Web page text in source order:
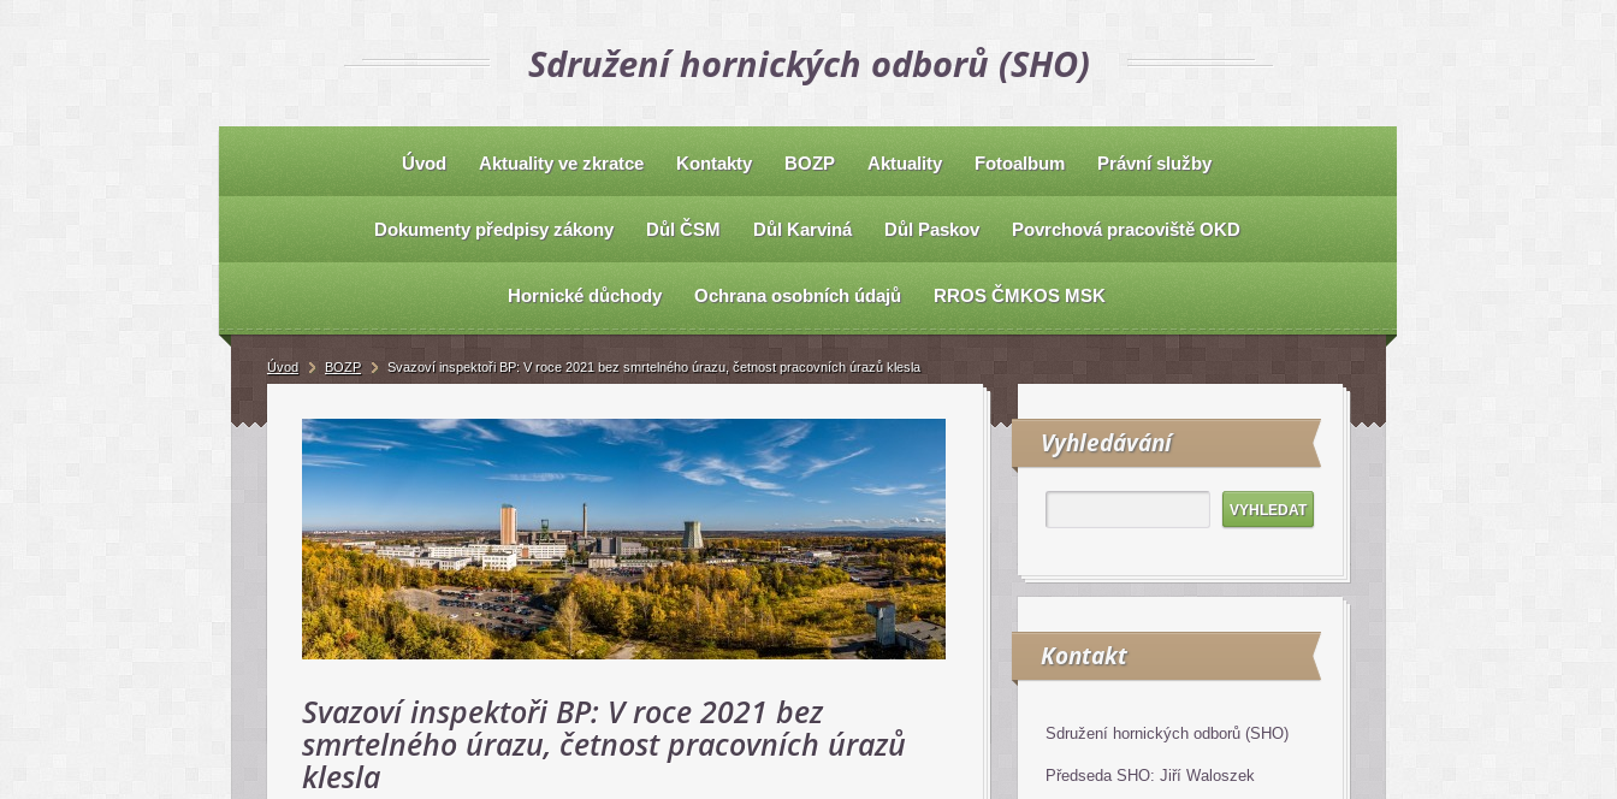
Sdružení hornických odborů (SHO)
Úvod Aktuality ve zkratce Kontakty BOZP Aktuality Fotoalbum Právní služby
Dokumenty předpisy zákony Důl ČSM Důl Karviná Důl Paskov Povrchová pracoviště OKD
Hornické důchody Ochrana osobních údajů RROS ČMKOS MSK
Svazoví inspektoři BP: V roce 2021 bez
smrtelného úrazu, četnost pracovních úrazů
klesla
Vyhledávání
Kontakt
Sdružení hornických odborů (SHO)
Předseda SHO: Jiří Waloszek
Úvod BOZP Svazoví inspektoři BP: V roce 2021 bez smrtelného úrazu, četnost pracovních úrazů klesla